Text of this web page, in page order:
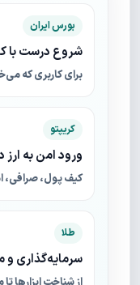
بورس ایران
شروع درست با
برای کاربری که
کریپتو
ورود امن به ارز
کیف پول، صرافی،
طلا
سرمایه‌گذاری و